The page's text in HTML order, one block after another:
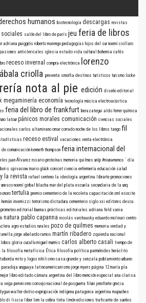
humanos biotecnología descargas revistas
salón del libro de parís jeu feria de libros
adriana puiggrós roberto marengo pedagogías hijos del sur noemí ciollaro
pasiones anticlericales iglesia estado vida cultural bohemia cafés
receso invernal compra electrónica
lorenzo
criolla preventa smorfia destinos turísticos turismo locke
nota al pie edición diseño editorial
megaminería economía tecnología música electroacústica
feria del libro de frankfurt berazategui aldo ferrer química
latour pánicos morales comunicación ciencias sociales
carlos altamirano omar corrado noche de los libros tango fil
receso estival vacaciones venta electrónica
de comunicación kenneth thompson feria internacional del
juan Álvarez rosario proteínas memoria quilmes unlp #niunamenos ´ día
boris spivacow mario glück conicet ciencia enfermería educación salud
la revista rafael centeno la ideología argentina librarte promociones
unesco noemí girbal blacha mar del plata escuela secundaria de la unq
tertulia premio cementerio de la recoleta capacitación xml esocite
hernán invernizzi terrorismo dictadura cementerio siglo xxi editores descu
prometeo editorial buenas prácticas editoriales adriana feld vania
natura pablo capanna nicolás varchausky eduardo molinari centro
agro estudios rurales pozo de quilmes memoria verdad y
jorge abelardo ramos martín ribadero zquierda nacional
lobos gloria cucullu miguel murmis carlos alberto casali tiempo de
la filosofía metafísica Ética filosofía política parménides heráclito
mito y logos nihilismo casa-grande y senzala poblamiento urbano
paradoja uruguaya latinoamericanismo jorge myers página 12 maría pía
mejor libro editado cámara argentina del libro mención especial ana clarisa
vega peronismo consejo nacional de posguerra filuni jenofonte grecia
walter delrio expropiación indígena patagonia argentina mapuches
di liscia liber lom la cebra tinta limón ediciones traficante de sueños